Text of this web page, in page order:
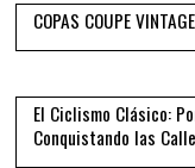
COPAS COUPE
El Ciclismo Clásico:
Conquistando las